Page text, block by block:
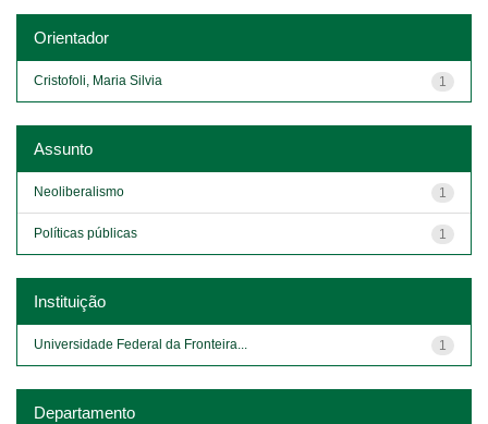
Orientador
1
Cristofoli, Maria Silvia
Assunto
1
Neoliberalismo
1
Políticas públicas
Instituição
1
Universidade Federal da Fronteira...
Departamento